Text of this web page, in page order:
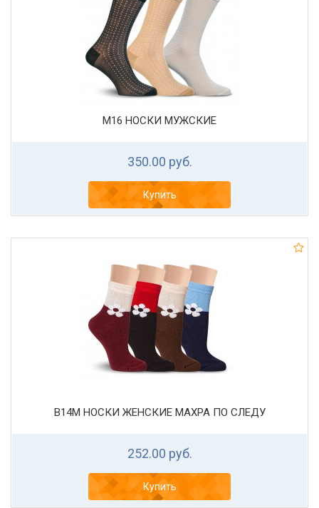
М16 НОСКИ МУЖСКИЕ
350.00 руб.
Купить
В14М НОСКИ ЖЕНСКИЕ МАХРА ПО СЛЕДУ
252.00 руб.
Купить